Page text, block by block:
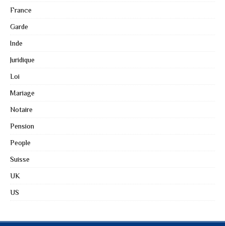
France
Garde
Inde
Juridique
Loi
Mariage
Notaire
Pension
People
Suisse
UK
US